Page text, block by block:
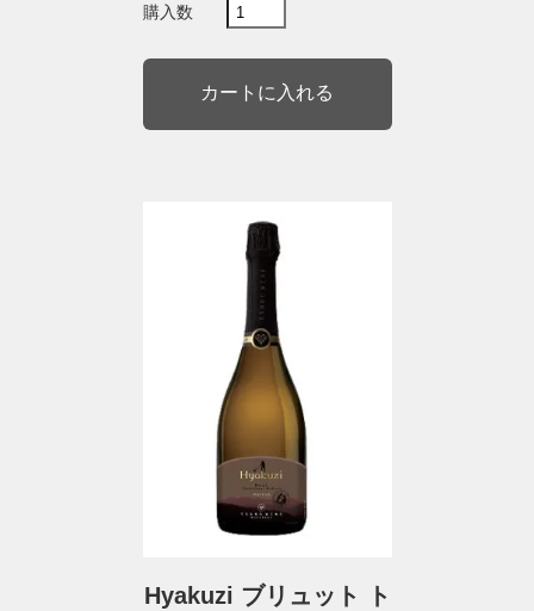
購入数
Hyakuzi ブリュット ト